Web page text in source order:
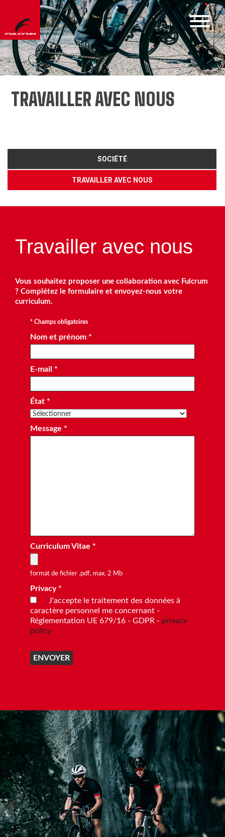
TRAVAILLER AVEC NOUS
SOCIÉTÉ
TRAVAILLER AVEC NOUS
Travailler avec nous
Vous souhaitez proposer une collaboration avec Fulcrum
? Complétez le formulaire et envoyez-nous votre
curriculum.
* Champs obligatoires
Nom et prénom *
E-mail *
État *
Message *
Curriculum Vitae *
format de fichier .pdf, max. 2 Mb
Privacy *
J'accepte le traitement des données à
caractère personnel me concernant -
Réglementation UE 679/16 - GDPR - privacy
policy